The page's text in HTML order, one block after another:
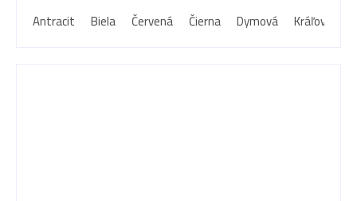
Antracit
Biela Červená Čierna Dymová Kráľovská